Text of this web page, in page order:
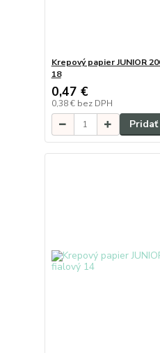
Krepový papier JUNIOR
18
0,47 €
0,38 € bez DPH